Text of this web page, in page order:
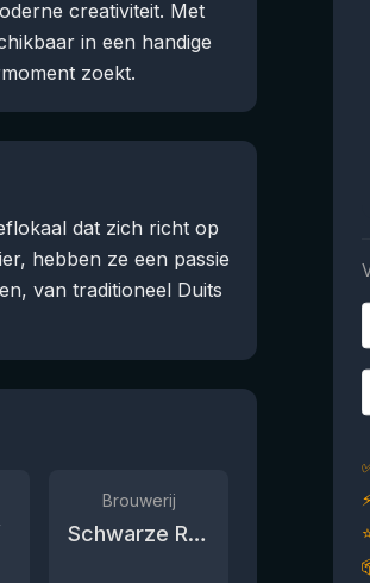
creativiteit. Met
in een handige
zoekt.
dat zich richt op
hebben ze een passie
van traditioneel Duits
Brouwerij
Schwarze Rose